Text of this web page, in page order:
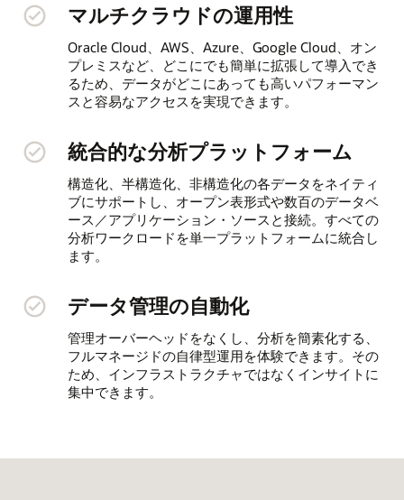
マルチクラウドの運用性
Oracle Cloud、AWS、Azure、Google Cloud、オン
プレミスなど、どこにでも簡単に拡張して導入でき
るため、データがどこにあっても高いパフォーマン
スと容易なアクセスを実現できます。
統合的な分析プラットフォーム
構造化、半構造化、非構造化の各データをネイティ
ブにサポートし、オープン表形式や数百のデータベ
ース／アプリケーション・ソースと接続。すべての
分析ワークロードを単一プラットフォームに統合し
ます。
データ管理の自動化
管理オーバーヘッドをなくし、分析を簡素化する、
フルマネージドの自律型運用を体験できます。その
ため、インフラストラクチャではなくインサイトに
集中できます。